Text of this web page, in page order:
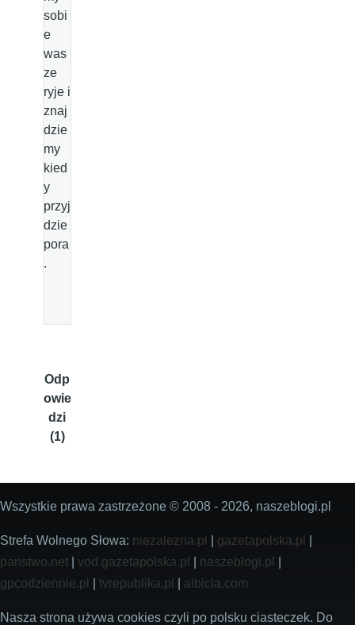
sobi
e
was
ze
ryje i
znaj
dzie
my
kied
y
przyj
dzie
pora
.
Odp
owie
dzi
(1)
Wszystkie prawa zastrzeżone © 2008 - 2026, naszeblogi.pl
Strefa Wolnego Słowa: niezalezna.pl gazetapolska.pl
panstwo.net
vod.gazetapolska.pl naszeblogi.pl
gpcodziennie.pl
tvrepublika.pl albicla.com
Nasza strona używa cookies czyli po polsku ciasteczek. Do